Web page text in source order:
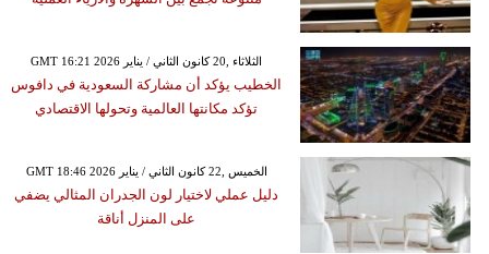
GMT 16:21 2026 الثلاثاء ,20 كانون الثاني / يناير
الخطيب يؤكد أن مشاركة السعودية في دافوس
تؤكد مكانتها العالمية وتحولها الاقتصادي
GMT 18:46 2026 الخميس ,22 كانون الثاني / يناير
دليل عملي لاختيار لون الجدران المثالي يضفي
على المنزل أناقة